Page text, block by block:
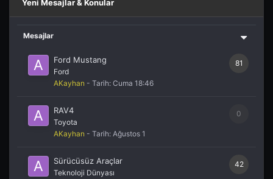
Yeni Mesajlar & Konular
Mesajlar
81
Ford Mustang
Ford
AKayhan - Tarih: Cuma 18:46
0
RAV4
Toyota
AKayhan - Tarih: Ağustos 1
42
Sürücüsüz Araçlar
Teknoloji Dünyası